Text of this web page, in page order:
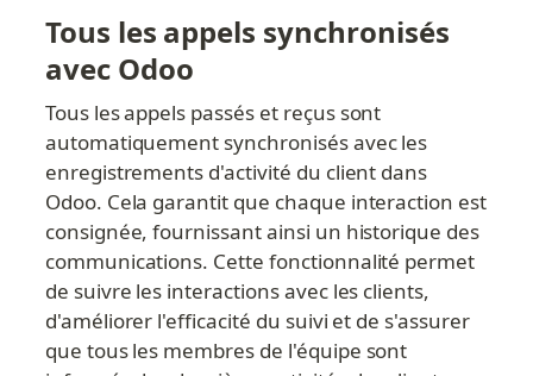
Tous les appels synchronisés
avec Odoo
Tous les appels passés et reçus sont
automatiquement synchronisés avec les
enregistrements d'activité du client dans
Odoo. Cela garantit que chaque interaction est
consignée, fournissant ainsi un historique des
communications. Cette fonctionnalité permet
de suivre les interactions avec les clients,
d'améliorer l'efficacité du suivi et de s'assurer
que tous les membres de l'équipe sont